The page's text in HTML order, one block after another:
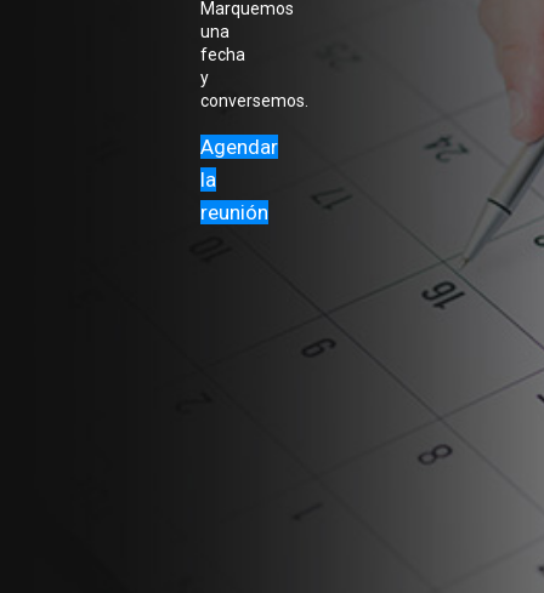
Marquemos
una
fecha
y
conversemos.
Agendar
la
reunión